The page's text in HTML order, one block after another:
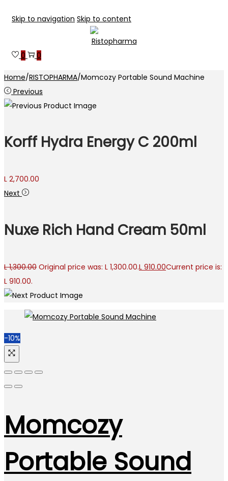
Skip to navigation Skip to content
0 0
Home/RISTOPHARMA/Momcozy Portable Sound Machine
Previous
Korff Hydra Energy C 200ml
L 2,700.00
Next
Nuxe Rich Hand Cream 50ml
L1,300.00 Original price was: L 1,300.00.L 910.00Current price is:
L 910.00.
-10%
Momcozy
Portable Sound